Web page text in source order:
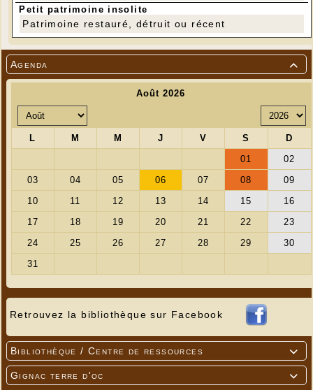

Agenda
Retrouvez la bibliothèque sur Facebook

Bibliothèque / Centre de ressources

Gignac terre d'oc
Petit patrimoine insolite
Patrimoine restauré, détruit ou récent